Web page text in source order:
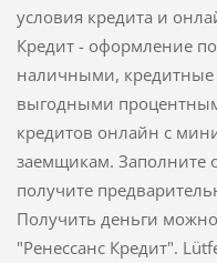
условия кредита и
Кредит - оформление
наличными, кредитные
выгодными
кредитов онлайн с
заемщикам. Заполните
получите
Получить деньги
"Ренессанс Кредит".